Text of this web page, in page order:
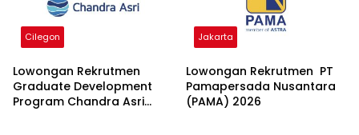
Cilegon
Lowongan Rekrutmen
Graduate Development
Program Chandra Asri
Jakarta
Lowongan Rekrutmen PT
Pamapersada Nusantara
(PAMA) 2026